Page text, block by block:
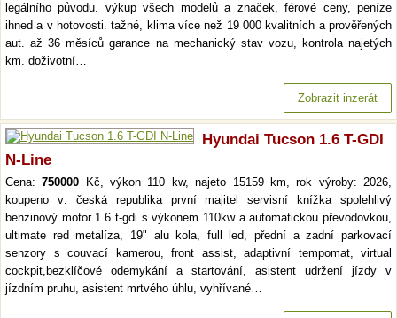
legálního původu. výkup všech modelů a značek, férové ceny, peníze
ihned a v hotovosti. tažné, klima více než 19 000 kvalitních a prověřených
aut. až 36 měsíců garance na mechanický stav vozu, kontrola najetých
km. doživotní…
Zobrazit inzerát
Hyundai Tucson 1.6 T-GDI
N-Line
Cena:750000 Kč, výkon 110 kw, najeto 15159 km, rok výroby: 2026,
koupeno v: česká republika první majitel servisní knížka spolehlivý
benzinový motor 1.6 t-gdi s výkonem 110kw a automatickou převodovkou,
ultimate red metalíza, 19" alu kola, full led, přední a zadní parkovací
senzory s couvací kamerou, front assist, adaptivní tempomat, virtual
cockpit,bezklíčové odemykání a startování, asistent udržení jízdy v
jízdním pruhu, asistent mrtvého úhlu, vyhřívané…